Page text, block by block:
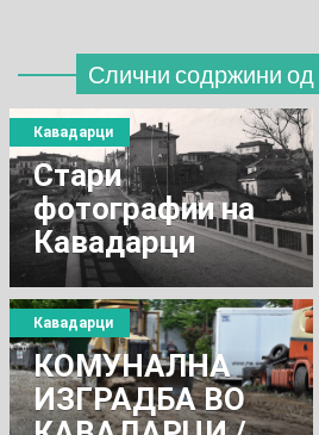
Слични содржини од
Стари
фотографии на
Кавадарци
Кавадарци
КОМУНАЛНА
ИЗГРАДБА ВО
Кавадарци